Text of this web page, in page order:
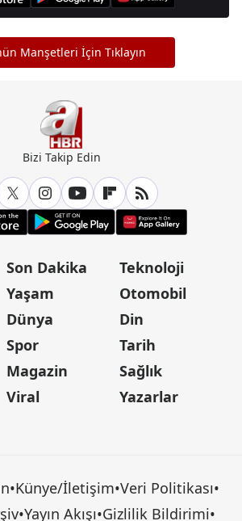
Manşetleri İçin Tıklayın
Bizi Takip Edin
Son Dakika
Yaşam
Dünya
Spor
Magazin
Viral
Teknoloji
Otomobil
Din
Tarih
Sağlık
Yazarlar
•Künye/İletişim•Veri Politikası•
•Yayın Akışı•Gizlilik Bildirimi•